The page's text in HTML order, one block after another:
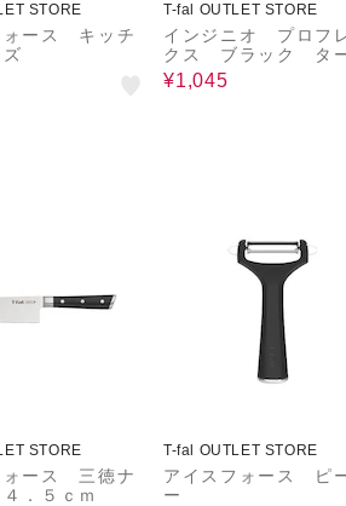
STORE
ォース キッチ
T-fal OUTLET STORE
インジニオ プロフ
クス ブラック ター
ー
¥1,045
STORE
ォース 三徳ナ
．５ｃｍ
T-fal OUTLET STORE
アイスフォース ピ
ー